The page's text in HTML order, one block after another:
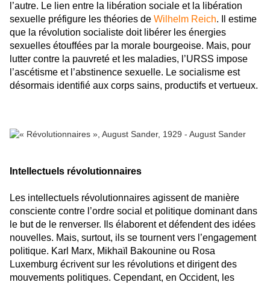
l’autre. Le lien entre la libération sociale et la libération
sexuelle préfigure les théories de Wilhelm Reich. Il estime
que la révolution socialiste doit libérer les énergies
sexuelles étouffées par la morale bourgeoise. Mais, pour
lutter contre la pauvreté et les maladies, l’URSS impose
l’ascétisme et l’abstinence sexuelle. Le socialisme est
désormais identifié aux corps sains, productifs et vertueux.
Intellectuels révolutionnaires
Les intellectuels révolutionnaires agissent de manière
consciente contre l’ordre social et politique dominant dans
le but de le renverser. Ils élaborent et défendent des idées
nouvelles. Mais, surtout, ils se tournent vers l’engagement
politique. Karl Marx, Mikhaïl Bakounine ou Rosa
Luxemburg écrivent sur les révolutions et dirigent des
mouvements politiques. Cependant, en Occident, les